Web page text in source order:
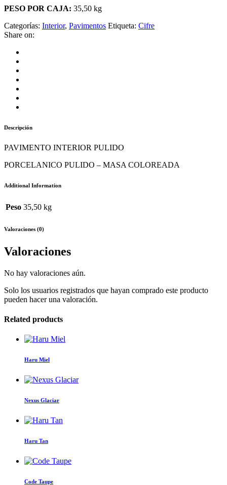
PESO POR CAJA: 35,50 kg
Categorías: Interior, Pavimentos Etiqueta: Cifre
Share on:
Descripción
PAVIMENTO INTERIOR PULIDO
PORCELANICO PULIDO – MASA COLOREADA
Additional Information
Peso 35,50 kg
Valoraciones (0)
Valoraciones
No hay valoraciones aún.
Solo los usuarios registrados que hayan comprado este producto
pueden hacer una valoración.
Related products
Haru Miel
Nexus Glaciar
Haru Tan
Este
Code Taupe